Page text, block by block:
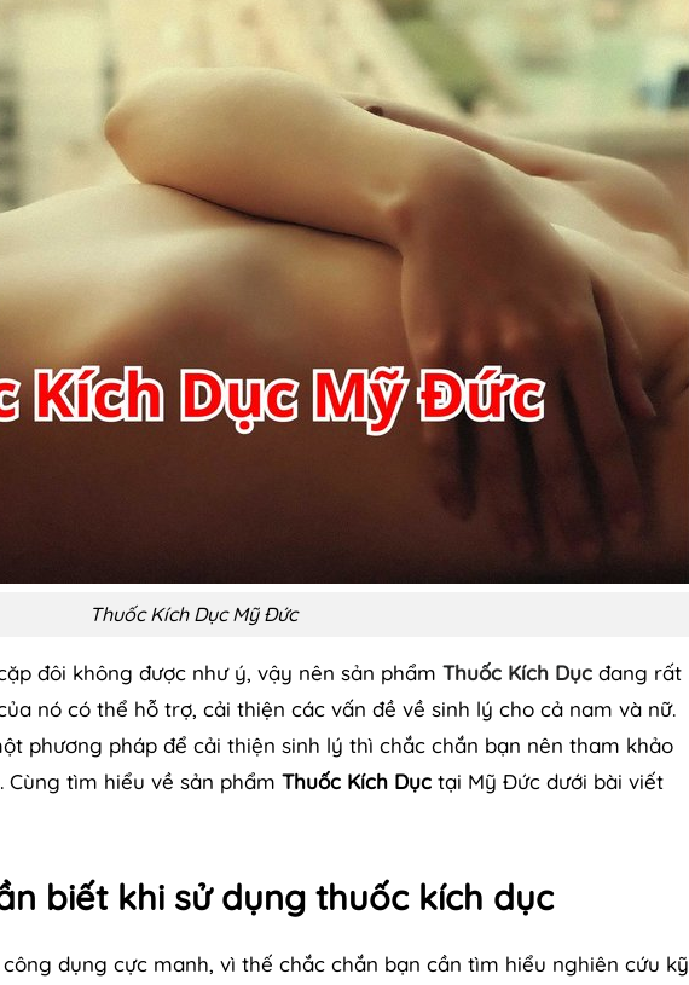
Thuốc Kích Dục Mỹ Đức
đôi không được như ý, vậy nên sản phẩm Thuốc Kích Dục đang rất
nó có thể hỗ trợ, cải thiện các vấn đề về sinh lý cho cả nam và nữ.
phương pháp để cải thiện sinh lý thì chắc chắn bạn nên tham khảo
tìm hiểu về sản phẩm Thuốc Kích Dục tại Mỹ Đức dưới bài viết
biết khi sử dụng thuốc kích dục
dụng cực manh, vì thế chắc chắn bạn cần tìm hiểu nghiên cứu kỹ